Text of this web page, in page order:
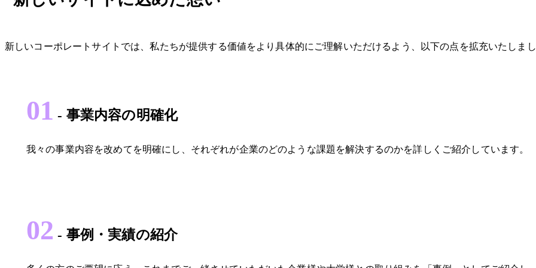
新しいコーポレートサイトでは、私たちが提供する価値をより具体的にご理解いただけるよう、以下の点を拡充いたしま
01 - 事業内容の明確化
我々の事業内容を改めてを明確にし、それぞれが企業のどのような課題を解決するのかを詳しくご紹介しています。
02 - 事例・実績の紹介